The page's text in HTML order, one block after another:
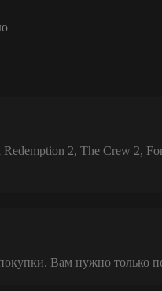
2, The Crew 2,
Вам нужно только